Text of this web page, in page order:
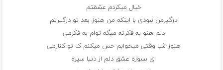
خیال میکردم عشقتم
درگیرمن نبودی با اینکه من هنوز بعد تو درگیرتم
دلم هنو به فکرته میگه توام به فکرمی
هنوز شبا وقتی میخوابم حس میکنم ک تو کنارمی
ای بسوزه عشق دلم از دنیا سیره